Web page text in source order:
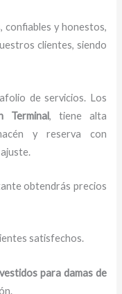
confiables y honestos,
clientes, siendo
de servicios. Los
Terminal, tiene alta
y reserva con
obtendrás precios
satisfechos.
vestidos para damas de